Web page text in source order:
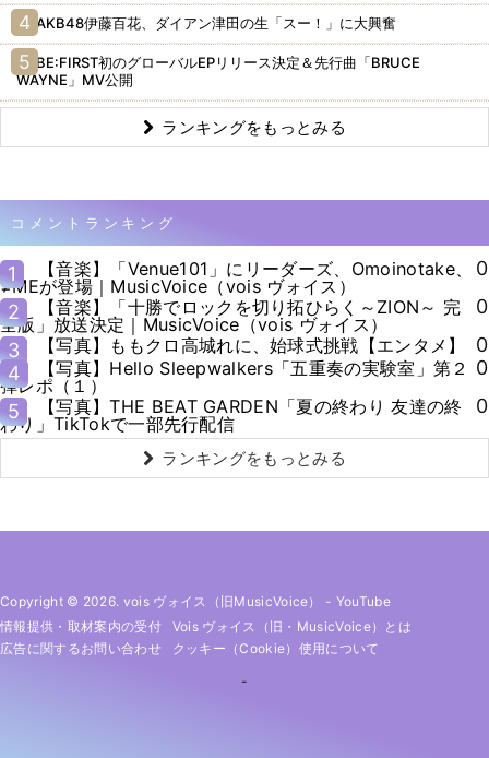
AKB48伊藤百花、ダイアン津田の生「スー！」に大興奮
BE:FIRST初のグローバルEPリリース決定＆先行曲「BRUCE
WAYNE」MV公開
ランキングをもっとみる
コメントランキング
1
【音楽】「Venue101」にリーダーズ、Omoinotake、
≠MEが登場｜MusicVoice（vois ヴォイス）
0
2
【音楽】「十勝でロックを切り拓ひらく～ZION～ 完
全版」放送決定｜MusicVoice（vois ヴォイス）
0
3
【写真】ももクロ高城れに、始球式挑戦【エンタメ】
0
4
【写真】Hello Sleepwalkers「五重奏の実験室」第２
弾レポ（１）
0
5
【写真】THE BEAT GARDEN「夏の終わり 友達の終
わり」TikTokで一部先行配信
0
ランキングをもっとみる
Copyright © 2026. vois ヴォイス（旧MusicVoice） - YouTube
情報提供・取材案内の受付
Vois ヴォイス（旧・MusicVoice）とは
広告に関するお問い合わせ
クッキー（cookie）使用について
-